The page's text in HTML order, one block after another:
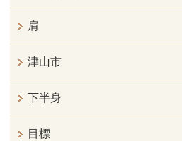
肩
津山市
下半身
目標